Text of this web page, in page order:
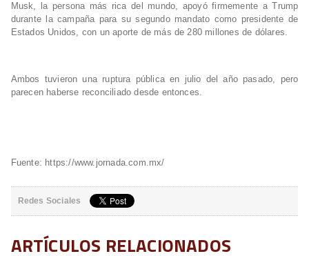
Musk, la persona más rica del mundo, apoyó firmemente a Trump
durante la campaña para su segundo mandato como presidente de
Estados Unidos, con un aporte de más de 280 millones de dólares.
Ambos tuvieron una ruptura pública en julio del año pasado, pero
parecen haberse reconciliado desde entonces.
Fuente: https://www.jornada.com.mx/
Redes Sociales
ARTÍCULOS RELACIONADOS